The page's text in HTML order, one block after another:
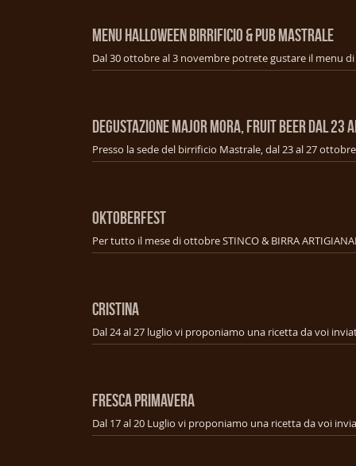
Menu Halloween Birrificio & Pub Mastrale
Degustazione Major mora, fruit beer dal 23
OKTOBERFEST
Per tutto il mese di ottobre STINCO & BIRRA
CRISTINA
FRESCA PRIMAVERA